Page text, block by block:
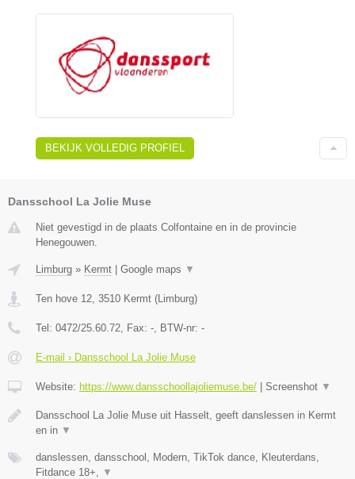
BEKIJK VOLLEDIG PROFIEL
Dansschool La Jolie Muse
Niet gevestigd in de plaats Colfontaine en in de provincie
Henegouwen.
Limburg » Kermt Google maps ▼
Ten hove 12 3510 Kermt ( Limburg)
Tel: 0472/25.60.72 , Fax: - , BTW-nr: -
E-mail › Dansschool La Jolie Muse
Website: https://www.dansschoollajoliemuse.be/ Screenshot ▼
Dansschool La Jolie Muse uit Hasselt, geeft danslessen in Kermt
en in ▼
danslessen, dansschool, Modern, TikTok dance, Kleuterdans,
Fitdance 18+,
▼